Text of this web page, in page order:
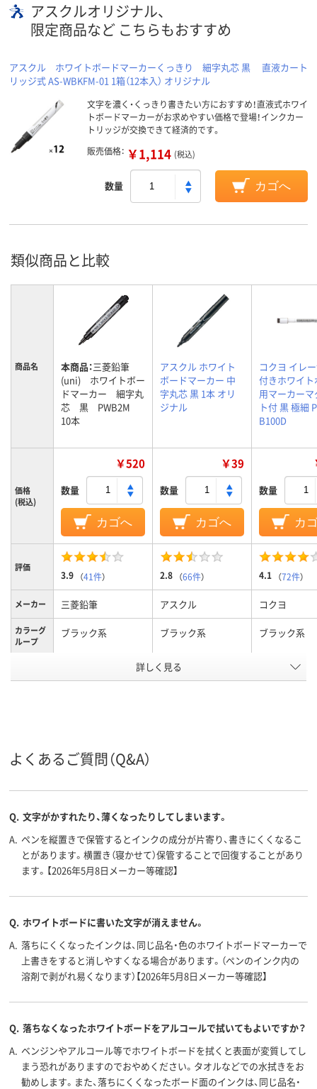
アスクルオリジナル、
限定商品など こちらもおすすめ
アスクル ホワイトボードマーカーくっきり 細字丸芯 黒 直液カート
リッジ式 AS-WBKFM-01 1箱（12本入） オリジナル
文字を濃く・くっきり書きたい方におすすめ！直液式ホワイ
トボードマーカーがお求めやすい価格で登場！インクカー
トリッジが交換できて経済的です。
販売価格： ￥1,114 (税込)
数量 カゴへ
類似商品と比較
商品名 本商品：三菱鉛筆
(uni) ホワイトボー
ドマーカー 細字丸
芯 黒 PWB2M
10本
アスクル ホワイト
ボードマーカー 中
字丸芯 黒 1本 オリ
ジナル
コクヨ イレ
付きホワイト
用マーカー
ト付 黒 極細
B100D
価格
(税込)
￥520
数量
カゴへ
￥39
数量
カゴへ
数量
カ
評価
3.9 （41件） 2.8 （66件） 4.1 （72件）
メーカー 三菱鉛筆 アスクル コクヨ
カラーグ
ループ
ブラック系 ブラック系 ブラック系
中字丸芯、中字
状
丸芯
インク充
填方法
質量 6.1ｇ
商品環境
詳しく見る
よくあるご質問（Q&A）
Q. 文字がかすれたり、薄くなったりしてしまいます。
A. ペンを縦置きで保管するとインクの成分が片寄り、書きにくくなるこ
とがあります。横置き（寝かせて）保管することで回復することがあり
ます。【2026年5月8日メーカー等確認】
Q. ホワイトボードに書いた文字が消えません。
A. 落ちにくくなったインクは、同じ品名・色のホワイトボードマーカーで
上書きをすると消しやすくなる場合があります。（ペンのインク内の
溶剤で剥がれ易くなります）【2026年5月8日メーカー等確認】
Q. 落ちなくなったホワイトボードをアルコールで拭いてもよいですか？
A. ベンジンやアルコール等でホワイトボードを拭くと表面が変質してし
まう恐れがありますのでおやめください。タオルなどでの水拭きをお
勧めします。また、落ちにくくなったボード面のインクは、同じ品名・